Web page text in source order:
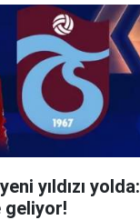
yıldızı yolda:
geliyor!